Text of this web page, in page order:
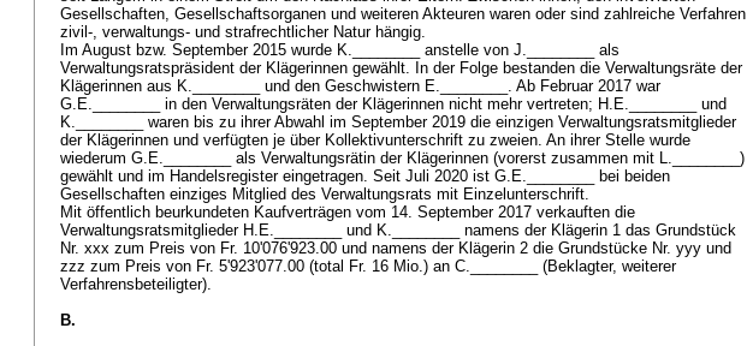
Gesellschaften, Gesellschaftsorganen und weiteren Akteuren waren oder sind zahlreiche Verfahren
zivil-, verwaltungs- und strafrechtlicher Natur hängig.
Im August bzw. September 2015 wurde K.________ anstelle von J.________ als
Verwaltungsratspräsident der Klägerinnen gewählt. In der Folge bestanden die Verwaltungsräte der
Klägerinnen aus K.________ und den Geschwistern E.________. Ab Februar 2017 war
G.E.________ in den Verwaltungsräten der Klägerinnen nicht mehr vertreten; H.E.________ und
K.________ waren bis zu ihrer Abwahl im September 2019 die einzigen Verwaltungsratsmitglieder
der Klägerinnen und verfügten je über Kollektivunterschrift zu zweien. An ihrer Stelle wurde
wiederum G.E.________ als Verwaltungsrätin der Klägerinnen (vorerst zusammen mit L.________)
gewählt und im Handelsregister eingetragen. Seit Juli 2020 ist G.E.________ bei beiden
Gesellschaften einziges Mitglied des Verwaltungsrats mit Einzelunterschrift.
Mit öffentlich beurkundeten Kaufverträgen vom 14. September 2017 verkauften die
Verwaltungsratsmitglieder H.E.________ und K.________ namens der Klägerin 1 das Grundstück
Nr. xxx zum Preis von Fr. 10'076'923.00 und namens der Klägerin 2 die Grundstücke Nr. yyy und
zzz zum Preis von Fr. 5'923'077.00 (total Fr. 16 Mio.) an C.________ (Beklagter, weiterer
Verfahrensbeteiligter).
B.